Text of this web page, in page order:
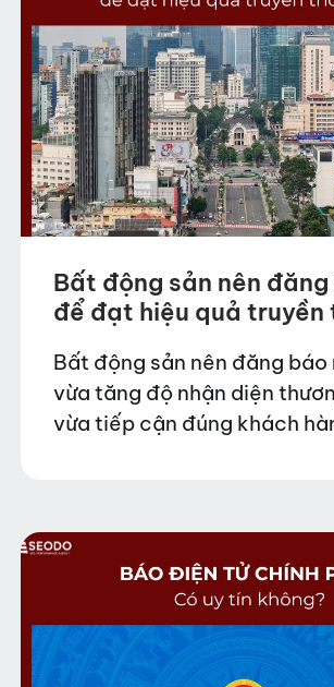
Bất động sản nên
để đạt hiệu quả truyền
Bất động sản nên đăng báo
vừa tăng độ nhận diện
vừa tiếp cận đúng khách